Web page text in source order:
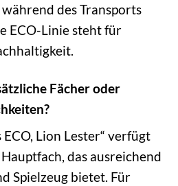
des Transports
ECO-Linie steht für
Fächer oder
ECO, Lion Lester“ verfügt
das ausreichend
Spielzeug bietet. Für